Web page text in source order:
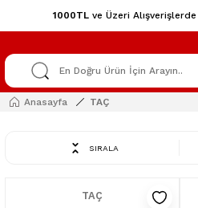
1000TLve Üzeri Alışverişlerde
Anasayfa TAÇ
SIRALA
TAÇ